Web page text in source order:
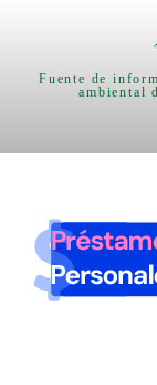
Fuente de
ambiental